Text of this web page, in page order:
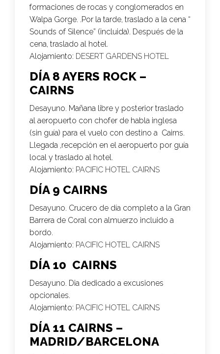
formaciones de rocas y conglomerados en
Walpa Gorge. .Por la tarde, traslado a la cena “
Sounds of Silence” (incluida). Después de la
cena, traslado al hotel.
Alojamiento: DESERT GARDENS HOTEL
DÍA 8 AYERS ROCK –
CAIRNS
Desayuno. Mañana libre y posterior traslado
al aeropuerto con chofer de habla inglesa
(sin guía) para el vuelo con destino a Cairns.
Llegada ,recepción en el aeropuerto por guía
local y traslado al hotel.
Alojamiento: PACIFIC HOTEL CAIRNS
DÍA 9 CAIRNS
Desayuno. Crucero de día completo a la Gran
Barrera de Coral con almuerzo incluido a
bordo.
Alojamiento: PACIFIC HOTEL CAIRNS
DÍA 10 CAIRNS
Desayuno. Dia dedicado a excusiones
opcionales.
Alojamiento: PACIFIC HOTEL CAIRNS
DÍA 11 CAIRNS –
MADRID/BARCELONA